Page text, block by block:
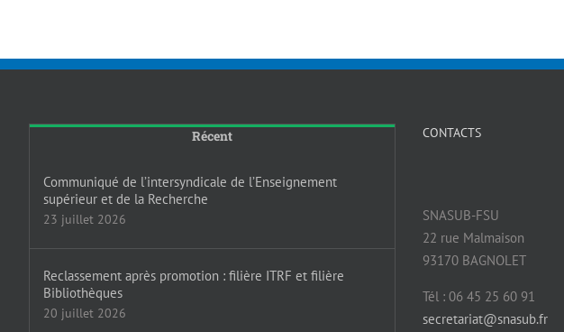
Récent
Communiqué de l’intersyndicale de l’Enseignement
supérieur et de la Recherche
23 juillet 2026
Reclassement après promotion : filière ITRF et filière
Bibliothèques
20 juillet 2026
CONTACTS
SNASUB-FSU
22 rue Malmaison
93170 BAGNOLET
Tél : 06 45 25 60 91
secretariat@snasub.fr